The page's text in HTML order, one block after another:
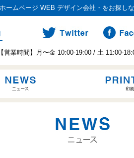
ームページ WEB デザイン会社・をお探し
営業時間】月〜金 10:00-19:00 / 土 11:00-